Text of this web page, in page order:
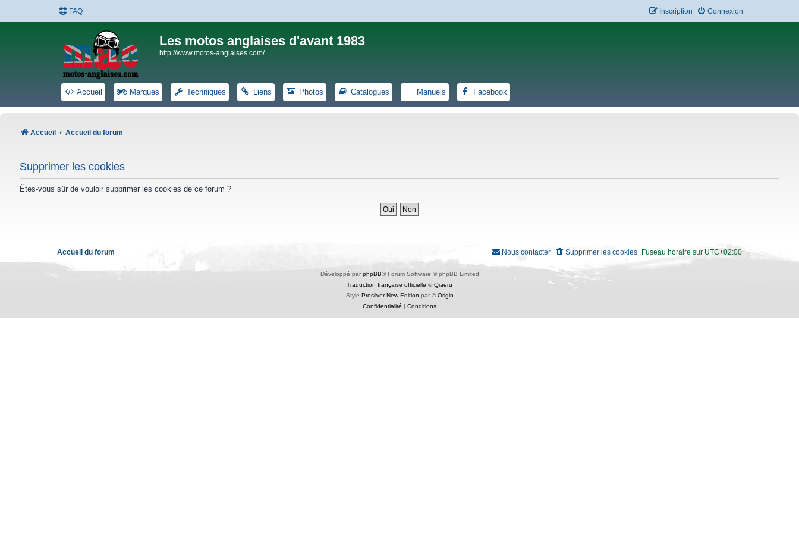
FAQ Connexion
Inscription
Les motos anglaises d'avant 1983
http://www.motos-anglaises.com/
Accueil Marques Techniques Liens Photos Catalogues Manuels Facebook
Accueil Accueil du forum
Supprimer les cookies
Êtes-vous sûr de vouloir supprimer les cookies de ce forum ?
Accueil du forum Fuseau horaire sur UTC+02:00
Supprimer les cookies
Nous contacter
Développé par phpBB® Forum Software © phpBB Limited
Traduction française officielle ©Qiaeru
Style Prosilver New Edition par ©Origin
Confidentialité | Conditions